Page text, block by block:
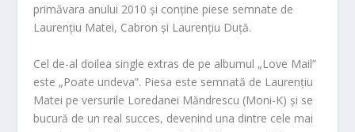
primăvara anului 2010 și conține piese semnate de
Laurențiu Matei, Cabron și Laurențiu Duță.
Cel de-al doilea single extras de pe albumul „Love Mail”
este „Poate undeva”. Piesa este semnată de Laurențiu
Matei pe versurile Loredanei Măndrescu (Moni-K) și se
bucură de un real succes, devenind una dintre cele mai